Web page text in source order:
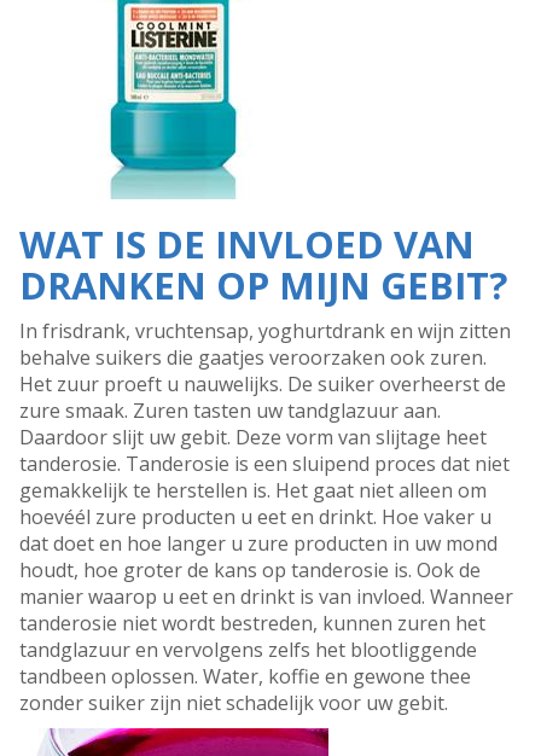
WAT IS DE INVLOED VAN
DRANKEN OP MIJN GEBIT?
In frisdrank, vruchtensap, yoghurtdrank en wijn zitten
behalve suikers die gaatjes veroorzaken ook zuren.
Het zuur proeft u nauwelijks. De suiker overheerst de
zure smaak. Zuren tasten uw tandglazuur aan.
Daardoor slijt uw gebit. Deze vorm van slijtage heet
tanderosie. Tanderosie is een sluipend proces dat niet
gemakkelijk te herstellen is. Het gaat niet alleen om
hoevéél zure producten u eet en drinkt. Hoe vaker u
dat doet en hoe langer u zure producten in uw mond
houdt, hoe groter de kans op tanderosie is. Ook de
manier waarop u eet en drinkt is van invloed. Wanneer
tanderosie niet wordt bestreden, kunnen zuren het
tandglazuur en vervolgens zelfs het blootliggende
tandbeen oplossen. Water, koffie en gewone thee
zonder suiker zijn niet schadelijk voor uw gebit.